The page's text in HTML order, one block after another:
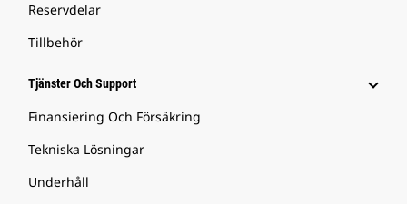
Reservdelar
Tillbehör
Tjänster Och Support
Finansiering Och Försäkring
Tekniska Lösningar
Underhåll